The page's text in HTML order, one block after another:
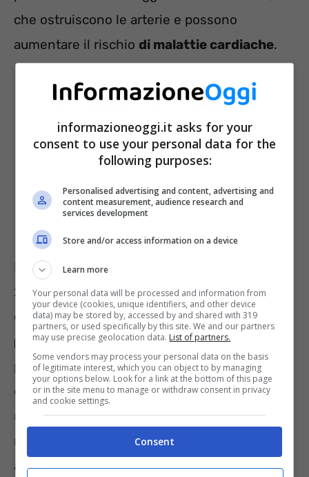
che ostruiscono le arterie e possono
aumentare il rischio di malattie cardiache.
Le linee guida dietetiche per gli europei 2015-
2020 raccomandano di consumare non più
del 10% delle calorie totali giornaliere
provenienti da grassi saturi. Una fetta di
pizza acquistata in negozio può contenere
circa il 20% della quantità giornaliera
raccomandata di grassi saturi. Se mangi
regolarmente molte fette di pizza, il tuo
apporto di grassi potrebbe superare il limite
informazioneoggi.it asks for your
consent to use your personal data for the
following purposes:
Personalised advertising and content, advertising and
content measurement, audience research and
services development
Store and/or access information on a device
Learn more
Your personal data will be processed and information from
your device (cookies, unique identifiers, and other device
data) may be stored by, accessed by and shared with 319
partners, or used specifically by this site. We and our partners
may use precise geolocation data. List of partners.
Some vendors may process your personal data on the basis
of legitimate interest, which you can object to by managing
your options below. Look for a link at the bottom of this page
or in the site menu to manage or withdraw consent in privacy
and cookie settings.
Consent